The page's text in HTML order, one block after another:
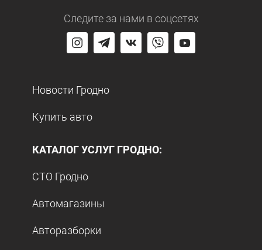
Следите за нами в соцсетях
Новости Гродно
Купить авто
КАТАЛОГ УСЛУГ ГРОДНО:
СТО Гродно
Автомагазины
Авторазборки